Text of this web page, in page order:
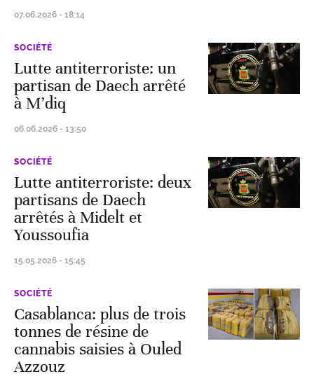
07.06.2026 - 18:14
SOCIÉTÉ
Lutte antiterroriste: un
partisan de Daech arrêté
à M’diq
06.06.2026 - 13:50
SOCIÉTÉ
Lutte antiterroriste: deux
partisans de Daech
arrêtés à Midelt et
Youssoufia
15.05.2026 - 15:45
SOCIÉTÉ
Casablanca: plus de trois
tonnes de résine de
cannabis saisies à Ouled
Azzouz